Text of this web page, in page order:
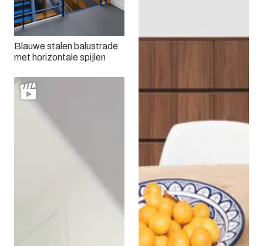
Blauwe stalen balustrade
met horizontale spijlen